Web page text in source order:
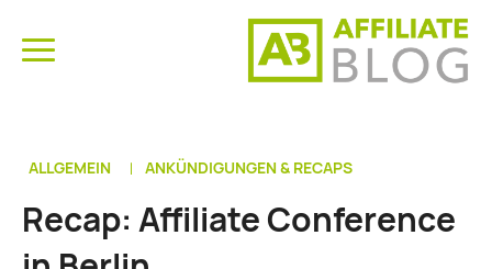
ALLGEMEIN ANKÜNDIGUNGEN & RECAPS
Recap: Affiliate Conference